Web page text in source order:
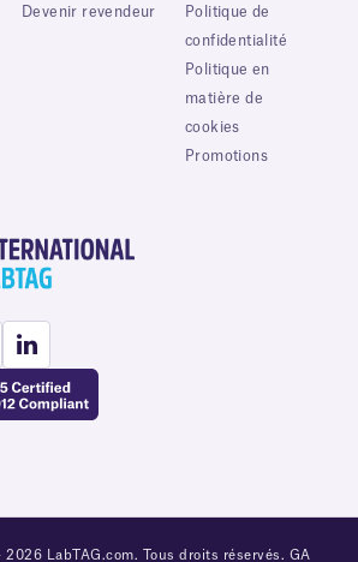
Devenir revendeur
Politique de
confidentialité
Politique en
matière de
cookies
Promotions
LabTAG.com. Tous droits réservés. GA